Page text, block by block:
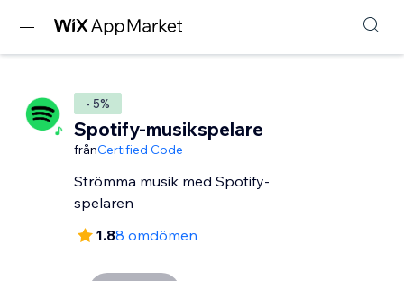
- 5%
Spotify-musikspelare
frånCertified Code
Strömma musik med Spotify-
spelaren
1.88 omdömen